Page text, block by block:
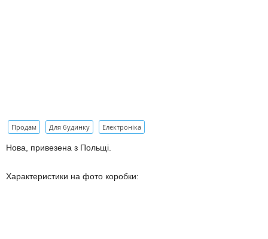
Продам Для будинку Електроніка
Нова, привезена з Польщі.
Характеристики на фото коробки: